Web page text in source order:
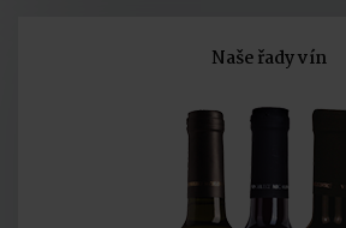
Do košíku
Naše řady vín